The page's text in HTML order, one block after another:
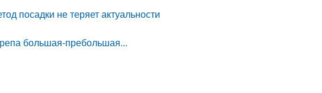
посадки не теряет актуальности
большая-пребольшая...